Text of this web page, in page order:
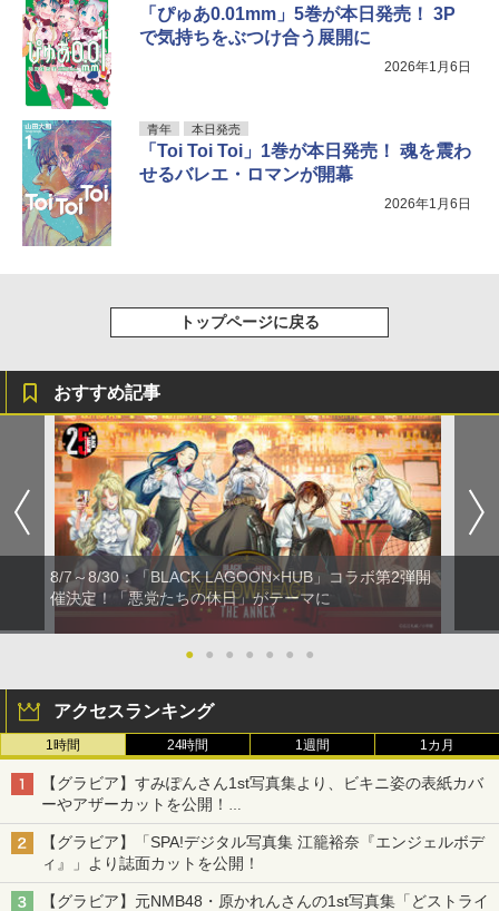
「ぴゅあ0.01mm」5巻が本日発売！ 3P
で気持ちをぶつけ合う展開に
2026年1月6日
青年 本日発売
「Toi Toi Toi」1巻が本日発売！ 魂を震わ
せるバレエ・ロマンが開幕
2026年1月6日
トップページに戻る
おすすめ記事
8/7～8/30：「BLACK LAGOON×HUB」コラボ第2弾開
催決定！「悪党たちの休日」がテーマに
● ● ● ● ● ● ●
アクセスランキング
1時間 24時間 1週間 1カ月
【グラビア】すみぽんさん1st写真集より、ビキニ姿の表紙カバ
ーやアザーカットを公開！
タイトルは「offcourt（オフコート）」に決定
【グラビア】「SPA!デジタル写真集 江籠裕奈『エンジェルボデ
ィ』」より誌面カットを公開！
【グラビア】元NMB48・原かれんさんの1st写真集「どストライ